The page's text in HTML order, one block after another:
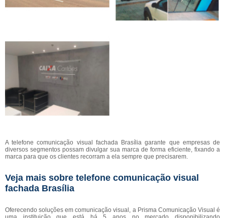
A telefone comunicação visual fachada Brasília garante que empresas de
diversos segmentos possam divulgar sua marca de forma eficiente, fixando a
marca para que os clientes recorram a ela sempre que precisarem.
Veja mais sobre telefone comunicação visual
fachada Brasília
Oferecendo soluções em comunicação visual, a Prisma Comunicação Visual é